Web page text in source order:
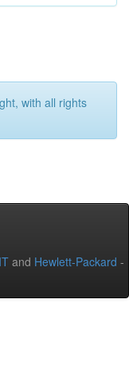
with all rights
and Hewlett-Packard -